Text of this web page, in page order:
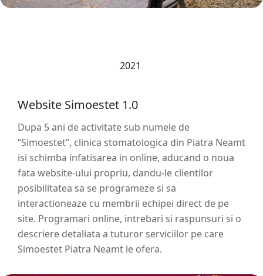
Website Simoestet 1.0
Dupa 5 ani de activitate sub numele de
“Simoestet”, clinica stomatologica din Piatra Neamt
isi schimba infatisarea in online, aducand o noua
fata website-ului propriu, dandu-le clientilor
posibilitatea sa se programeze si sa
interactioneaze cu membrii echipei direct de pe
site. Programari online, intrebari si raspunsuri si o
descriere detaliata a tuturor serviciilor pe care
Simoestet Piatra Neamt le ofera.
2021